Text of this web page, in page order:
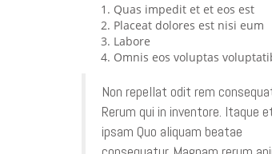
Quas impedit et et eos est
Placeat dolores est nisi eum
Labore
Omnis eos voluptas
Non repellat odit rem
Rerum qui in inventore. Itaque
ipsam Quo aliquam beatae